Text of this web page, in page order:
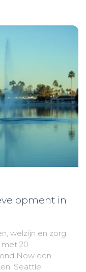
in
welzijn en zorg:
met 20
Now een
Seattle